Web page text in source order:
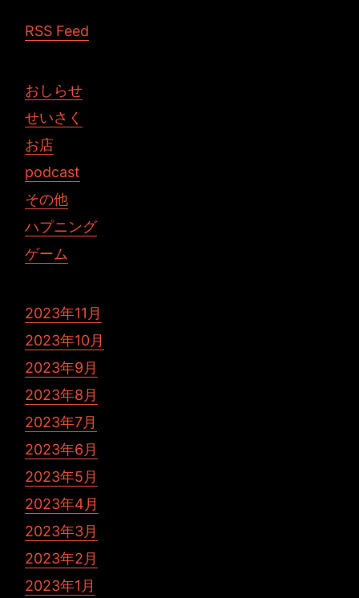
RSS Feed
おしらせ
せいさく
お店
podcast
その他
ハプニング
ゲーム
2023年11月
2023年10月
2023年9月
2023年8月
2023年7月
2023年6月
2023年5月
2023年4月
2023年3月
2023年2月
2023年1月